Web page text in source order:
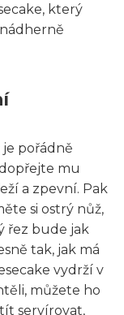
který
pořádně
mu
a zpevní. Pak
si ostrý nůž,
řez bude jak
tak, jak má
vydrží v
můžete ho
servírovat,